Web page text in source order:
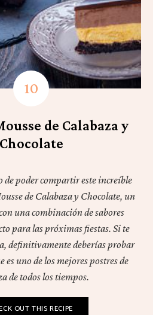
de Calabaza y
Chocolate
de poder compartir este increíble
de Calabaza y Chocolate, un
una combinación de sabores
para las próximas fiestas. Si te
definitivamente deberías probar
es uno de los mejores postres de
de todos los tiempos.
OUT THIS RECIPE